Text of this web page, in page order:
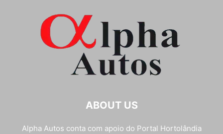
ABOUT US
Alpha Autos conta com apoio do Portal Hortolândia